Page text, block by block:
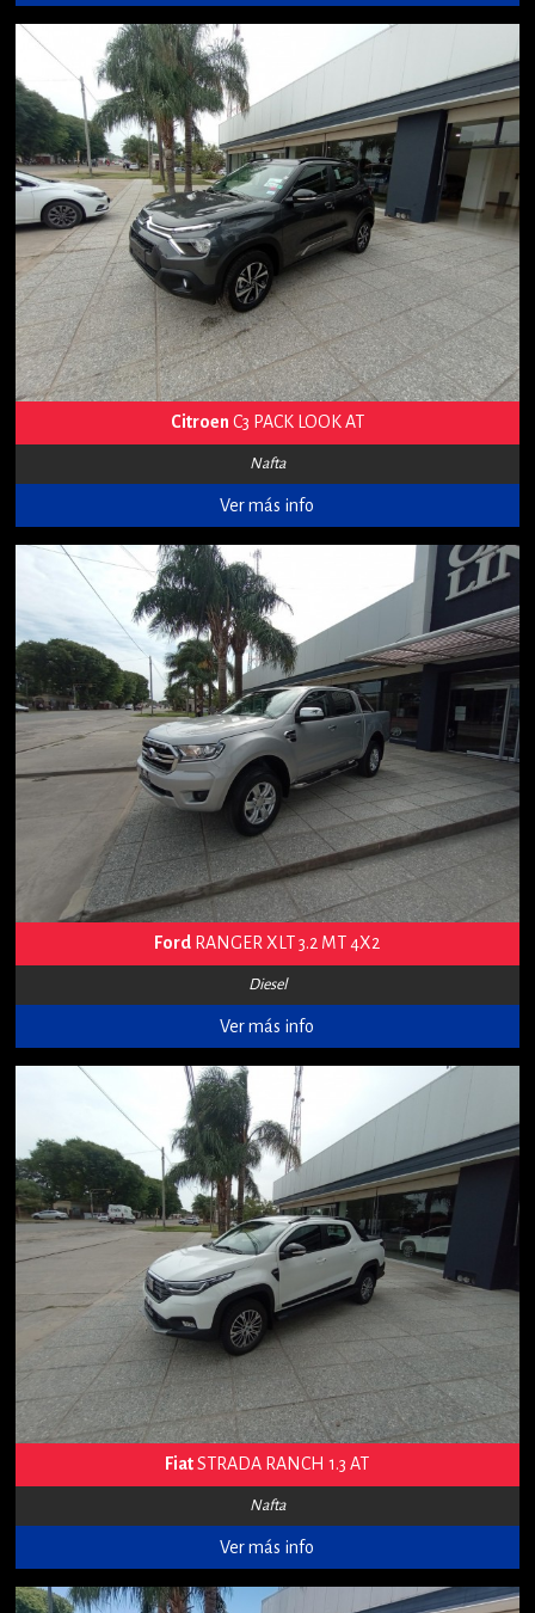
Citroen C3 PACK LOOK AT
Nafta
Ver más info
Ford RANGER XLT 3.2 MT 4X2
Diesel
Ver más info
FiatSTRADA RANCH 1.3 AT
Nafta
Ver más info